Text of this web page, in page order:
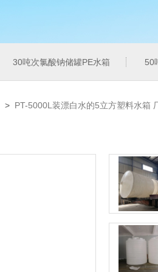
30吨次氯酸钠储罐PE水箱 50
> PT-5000L装漂白水的5立方塑料水箱